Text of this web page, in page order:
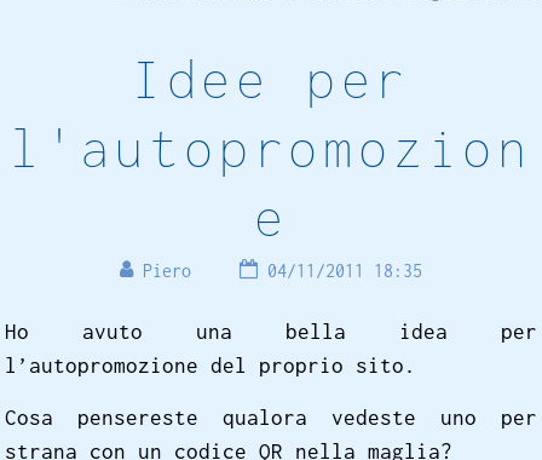
Idee per
l'autopromozion
e
Piero 04/11/2011 18:35
Ho avuto una bella idea per
l’autopromozione del proprio sito.
Cosa pensereste qualora vedeste uno per
strana con un codice QR nella maglia?